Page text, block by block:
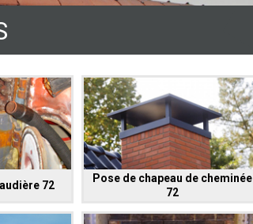
72
Pose de chapeau de cheminée
72